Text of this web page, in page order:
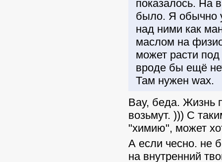
показалось. На
было. Я обычно
над ними как
маслом на
может расти
вроде бы ещё
Там нужен wax.
Вау, беда. Жизнь
возьмут. ))) С
"химию", может
А если чесно. не
на внутренний